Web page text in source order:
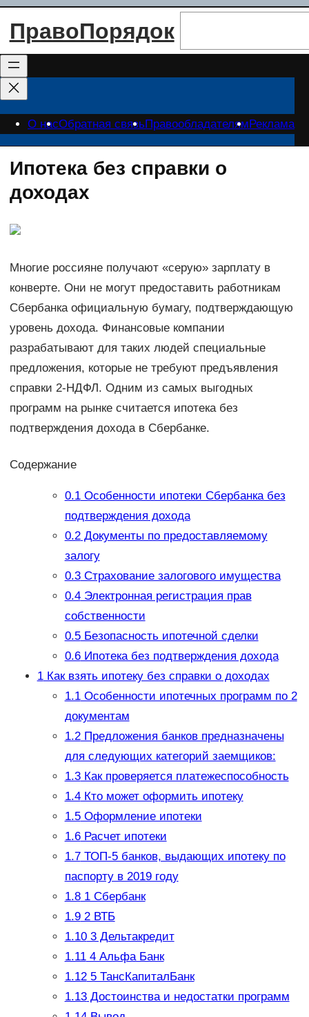
Перейти
ПравоПорядок
О насОбратная связьПравообладателямРеклама
Ипотека без справки о
доходах
Многие россияне получают «серую» зарплату в
конверте. Они не могут предоставить работникам
Сбербанка официальную бумагу, подтверждающую
уровень дохода. Финансовые компании
разрабатывают для таких людей специальные
предложения, которые не требуют предъявления
справки 2-НДФЛ. Одним из самых выгодных
программ на рынке считается ипотека без
подтверждения дохода в Сбербанке.
Содержание
0.1Особенности ипотеки Сбербанка без
подтверждения дохода
0.2Документы по предоставляемому
залогу
0.3Страхование залогового имущества
0.4Электронная регистрация прав
собственности
0.5Безопасность ипотечной сделки
0.6Ипотека без подтверждения дохода
1Как взять ипотеку без справки о доходах
1.1Особенности ипотечных программ по 2
документам
1.2Предложения банков предназначены
для следующих категорий заемщиков:
1.3Как проверяется платежеспособность
1.4Кто может оформить ипотеку
1.5Оформление ипотеки
1.6Расчет ипотеки
1.7ТОП-5 банков, выдающих ипотеку по
паспорту в 2019 году
1.81 Сбербанк
1.92 ВТБ
1.103 Дельтакредит
1.114 Альфа Банк
1.125 ТансКапиталБанк
1.13Достоинства и недостатки программ